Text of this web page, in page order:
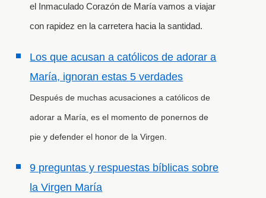
el Inmaculado Corazón de María vamos a viajar
con rapidez en la carretera hacia la santidad.
Los que acusan a católicos de adorar a
María, ignoran estas 5 verdades
Después de muchas acusaciones a católicos de
adorar a María, es el momento de ponernos de
pie y defender el honor de la Virgen.
9 preguntas y respuestas bíblicas sobre
la Virgen María